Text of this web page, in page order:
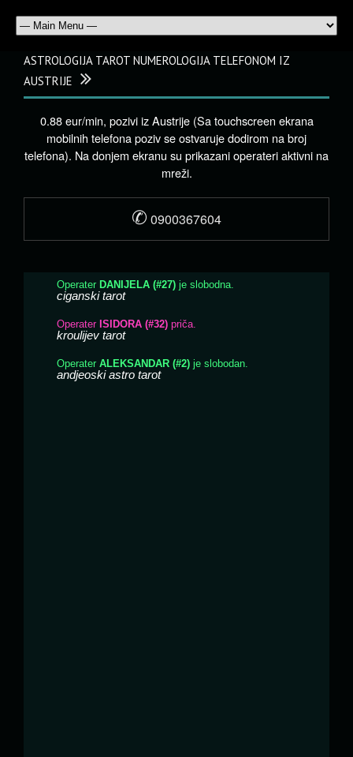
ASTROLOGIJA TAROT NUMEROLOGIJA TELEFONOM IZ
AUSTRIJE
0.88 eur/min, pozivi iz Austrije (Sa touchscreen ekrana
mobilnih telefona poziv se ostvaruje dodirom na broj
telefona). Na donjem ekranu su prikazani operateri aktivni na
mreži.
✆ 0900367604